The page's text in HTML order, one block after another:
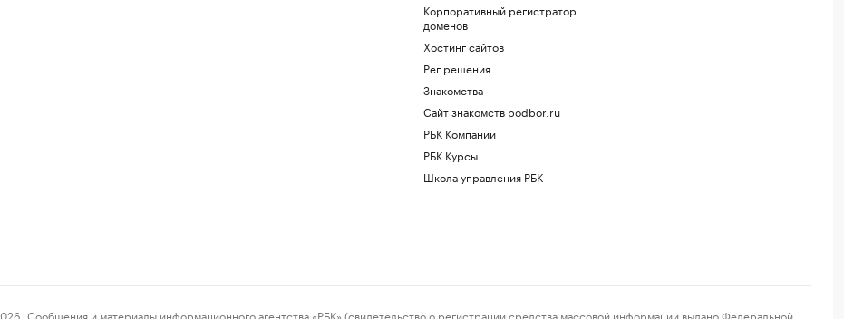
Корпоративный регистратор
доменов
Хостинг сайтов
Рег.решения
Знакомства
Сайт знакомств podbor.ru
РБК Компании
РБК Курсы
Школа управления РБК
и материалы информационного агентства «РБК» (свидетельство о регистрации средства массовой информации выдано Федеральной